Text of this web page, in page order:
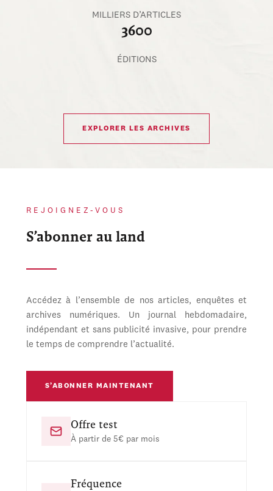
MILLIERS D’ARTICLES
3600
ÉDITIONS
EXPLORER LES ARCHIVES
REJOIGNEZ-VOUS
S’abonner au land
Accédez à l’ensemble de nos articles, enquêtes et
archives numériques. Un journal hebdomadaire,
indépendant et sans publicité invasive, pour prendre
le temps de comprendre l’actualité.
S’ABONNER MAINTENANT
Offre test
À partir de 5€ par mois
Fréquence